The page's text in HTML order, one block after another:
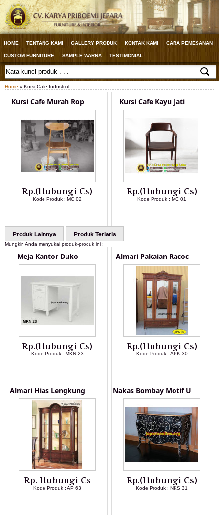
HOME TENTANG KAMI GALLERY PRODUK KONTAK KAMI CARA PEMESANAN
CUSTOM FURNITURE SAMPLE WARNA TESTIMONIAL
Home » Kursi Cafe Industrial
Kursi Cafe Murah Rop
Rp.(Hubungi Cs)
Kode Produk : MC 02
Kursi Cafe Kayu Jati
Rp.(Hubungi Cs)
Kode Produk : MC 01
Produk Lainnya Produk Terlaris
Mungkin Anda menyukai produk-produk ini :
Meja Kantor Duko
Rp.(Hubungi Cs)
Kode Produk : MKN 23
Almari Pakaian Racoc
Rp.(Hubungi Cs)
Kode Produk : APK 30
Almari Hias Lengkung
Rp. Hubungi Cs
Kode Produk : AP 63
Nakas Bombay Motif U
Rp.(Hubungi Cs)
Kode Produk : NKS 31